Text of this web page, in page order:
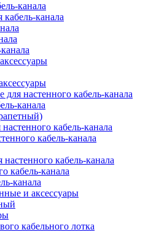
канала
кабель-канала
настенного кабель-канала
канала
кабель-канала
кабель-канала
кабель-канала
кабель-канала
канала
и аксессуары
кабельного лотка